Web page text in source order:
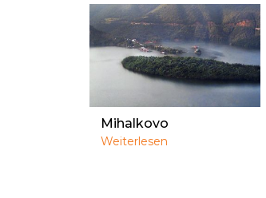
Mihalkovo
Weiterlesen